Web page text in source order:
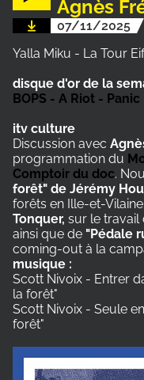
Agnès
07/11/2025
Yalla Miku - La Tour
disque d'or de la
BOPS - A Riot - Panic
itv culture
Discussion avec
programmation du
Comptoir du doc.
forêt" de Jérémy
forêts en Ille-et-
Tonquer, sur le travail
ainsi que de "Pédale
coming-out à la
musique :
Scott Nivoix - Entrer
la forêt"
Scott Nivoix - Seule
forêt"